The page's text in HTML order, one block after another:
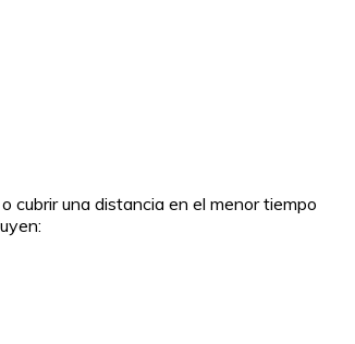
cubrir una distancia en el menor tiempo